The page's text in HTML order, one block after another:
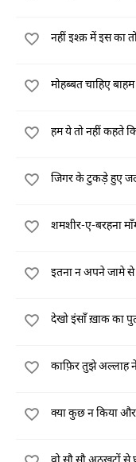
नहीं इश्क़ में इस का
मोहब्बत चाहिए
हम ये तो नहीं कहते
जिगर के टुकड़े हुए
शमशीर-ए-बरहना
इतना न अपने जामे
देखो इंसाँ ख़ाक का
काफ़िर तुझे अल्लाह ने
क्या कुछ न किया
वो सौ सौ अठखटों से